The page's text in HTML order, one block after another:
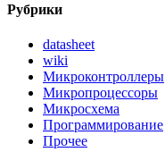
Рубрики
datasheet
wiki
Микроконтроллеры
Микропроцессоры
Микросхема
Программирование
Прочее